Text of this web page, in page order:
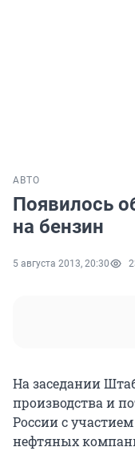
АВТО
Появилось
на бензин
5 августа 2013, 20:30
На заседании
производства и
России с
нефтяных